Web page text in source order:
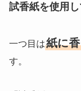
試香紙を使用
一つ目は紙に
す。